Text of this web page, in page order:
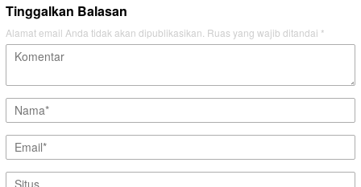
Tinggalkan Balasan
Alamat email Anda tidak akan dipublikasikan. Ruas yang wajib ditandai *